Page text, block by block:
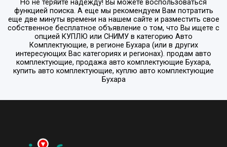
Но не теряйте надежду! Вы можете воспользоваться
функцией поиска. А еще мы рекомендуем Вам потратить
еще две минуты времени на нашем сайте и разместить свое
собственное бесплатное объявление о том, что Вы ищете с
опцией КУПЛЮ или СНИМУ в категорию Авто
Комплектующие, в регионе Бухара(или в других
интересующих Вас категориях и регионах). продам авто
комплектующие, продажа авто комплектующие Бухара,
купить авто комплектующие, куплю авто комплектующие
Бухара